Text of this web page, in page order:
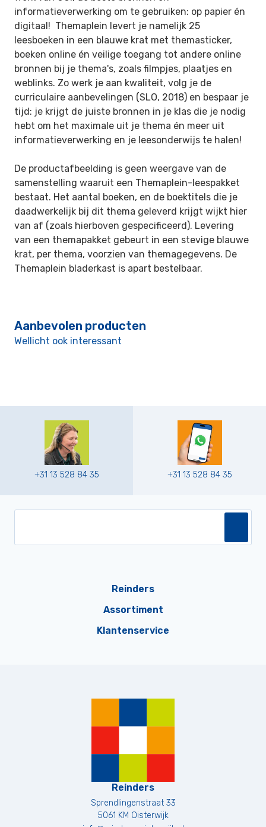
informatieverwerking om te gebruiken: op papier én
digitaal! Themaplein levert je namelijk 25
leesboeken in een blauwe krat met themasticker,
boeken online én veilige toegang tot andere online
bronnen bij je thema's, zoals filmpjes, plaatjes en
weblinks. Zo werk je aan kwaliteit, volg je de
curriculaire aanbevelingen (SLO, 2018) en bespaar je
tijd: je krijgt de juiste bronnen in je klas die je nodig
hebt om het maximale uit je thema én meer uit
informatieverwerking en je leesonderwijs te halen!
De productafbeelding is geen weergave van de
samenstelling waaruit een Themaplein-leespakket
bestaat. Het aantal boeken, en de boektitels die je
daadwerkelijk bij dit thema geleverd krijgt wijkt hier
van af (zoals hierboven gespecificeerd). Levering
van een themapakket gebeurt in een stevige blauwe
krat, per thema, voorzien van themagegevens. De
Themaplein bladerkast is apart bestelbaar.
Aanbevolen producten
Wellicht ook interessant
+31 13 528 84 35 +31 13 528 84 35
Reinders
Assortiment
Klantenservice
Reinders
Sprendlingenstraat 33
5061 KM Oisterwijk